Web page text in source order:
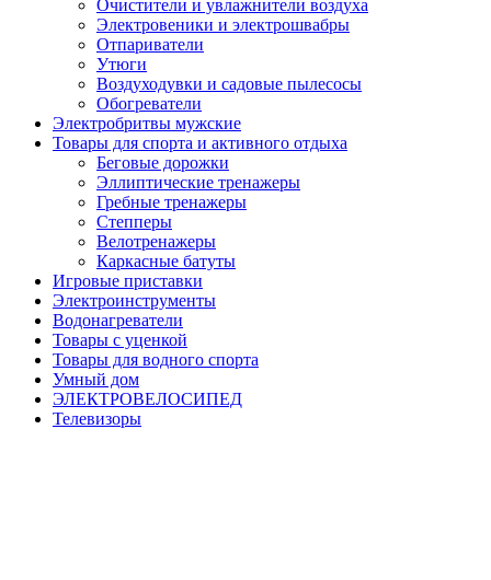
Очистители и увлажнители воздуха
Электровеники и электрошвабры
Отпариватели
Утюги
Воздуходувки и садовые пылесосы
Обогреватели
Электробритвы мужские
Товары для спорта и активного отдыха
Беговые дорожки
Эллиптические тренажеры
Гребные тренажеры
Степперы
Велотренажеры
Каркасные батуты
Игровые приставки
Электроинструменты
Водонагреватели
Товары с уценкой
Товары для водного спорта
Умный дом
ЭЛЕКТРОВЕЛОСИПЕД
Телевизоры